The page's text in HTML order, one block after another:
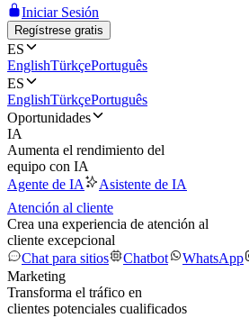
Iniciar Sesión
Regístrese gratis
ES
EnglishTürkçePortuguês
ES
EnglishTürkçePortuguês
Oportunidades
IA
Aumenta el rendimiento del
equipo con IA
Agente de IA
Asistente de IA
Atención al cliente
Crea una experiencia de atención al
cliente excepcional
Chat para sitios
Chatbot WhatsApp
Marketing
Transforma el tráfico en
clientes potenciales cualificados